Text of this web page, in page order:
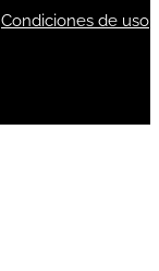
Condiciones de uso